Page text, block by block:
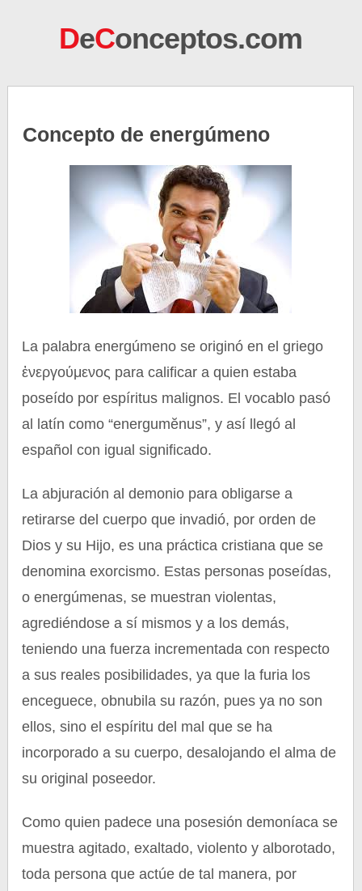
DeConceptos.com
Concepto de energúmeno
La palabra energúmeno se originó en el griego
ἐνεργούμενος para calificar a quien estaba
poseído por espíritus malignos. El vocablo pasó
al latín como “energumĕnus”, y así llegó al
español con igual significado.
La abjuración al demonio para obligarse a
retirarse del cuerpo que invadió, por orden de
Dios y su Hijo, es una práctica cristiana que se
denomina exorcismo. Estas personas poseídas,
o energúmenas, se muestran violentas,
agrediéndose a sí mismos y a los demás,
teniendo una fuerza incrementada con respecto
a sus reales posibilidades, ya que la furia los
enceguece, obnubila su razón, pues ya no son
ellos, sino el espíritu del mal que se ha
incorporado a su cuerpo, desalojando el alma de
su original poseedor.
Como quien padece una posesión demoníaca se
muestra agitado, exaltado, violento y alborotado,
toda persona que actúe de tal manera, por